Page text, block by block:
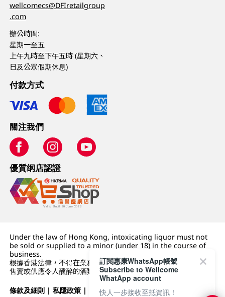
wellcomecs@DFIretailgroup
.com
辦公時間:
星期一至五
上午九時至下午五時 (星期六、
日及公眾假期休息)
付款方式
關注我們
優質纲店認證
Under the law of Hong Kong, intoxicating liquor must not
be sold or supplied to a minor (under 18) in the course of
business.
根據香港法律，不得在業務過程中，向未成年人 (18 歲以下人士)
售賣或供應令人醺醉的酒類。
條款及細則 |私隱政策 | DFI零售集團
訂閱惠康WhatsApp帳號
Subscribe to Wellcome
WhatApp account
快人一步接收至抵資訊！